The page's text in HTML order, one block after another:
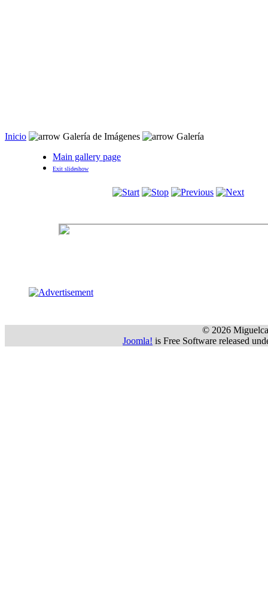
Inicio Galería de Imágenes
Galería
Main gallery page
Exit slideshow
© 2026
Joomla! is Free Software released